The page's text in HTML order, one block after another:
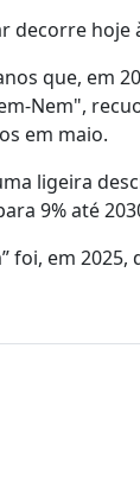
decorre
que, em
Nem",
em maio.
ligeira
9% até
foi, em